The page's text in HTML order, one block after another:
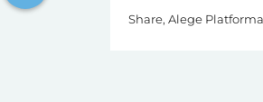
Share, Alege